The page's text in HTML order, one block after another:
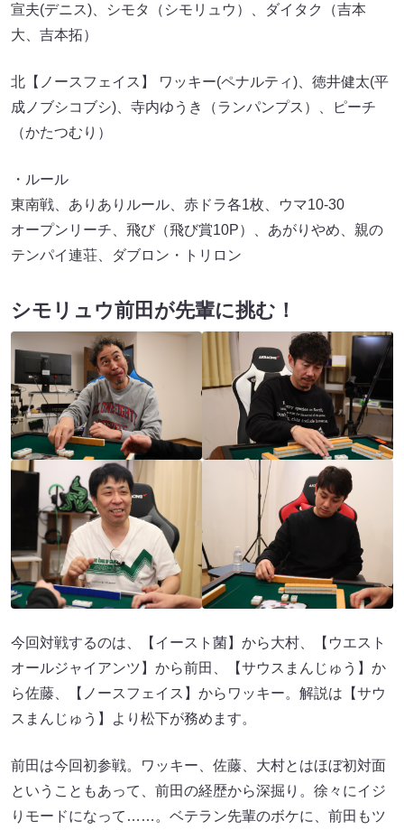
宣夫(デニス)、シモタ（シモリュウ）、ダイタク（吉本
大、吉本拓）
北【ノースフェイス】 ワッキー(ペナルティ)、徳井健太(平
成ノブシコブシ)、寺内ゆうき（ランパンプス）、ピーチ
（かたつむり）
・ルール
東南戦、ありありルール、赤ドラ各1枚、ウマ10-30
オープンリーチ、飛び（飛び賞10P）、あがりやめ、親の
テンパイ連荘、ダブロン・トリロン
シモリュウ前田が先輩に挑む！
今回対戦するのは、【イースト菌】から大村、【ウエスト
オールジャイアンツ】から前田、【サウスまんじゅう】か
ら佐藤、【ノースフェイス】からワッキー。解説は【サウ
スまんじゅう】より松下が務めます。
前田は今回初参戦。ワッキー、佐藤、大村とはほぼ初対面
ということもあって、前田の経歴から深掘り。徐々にイジ
りモードになって……。ベテラン先輩のボケに、前田もツ